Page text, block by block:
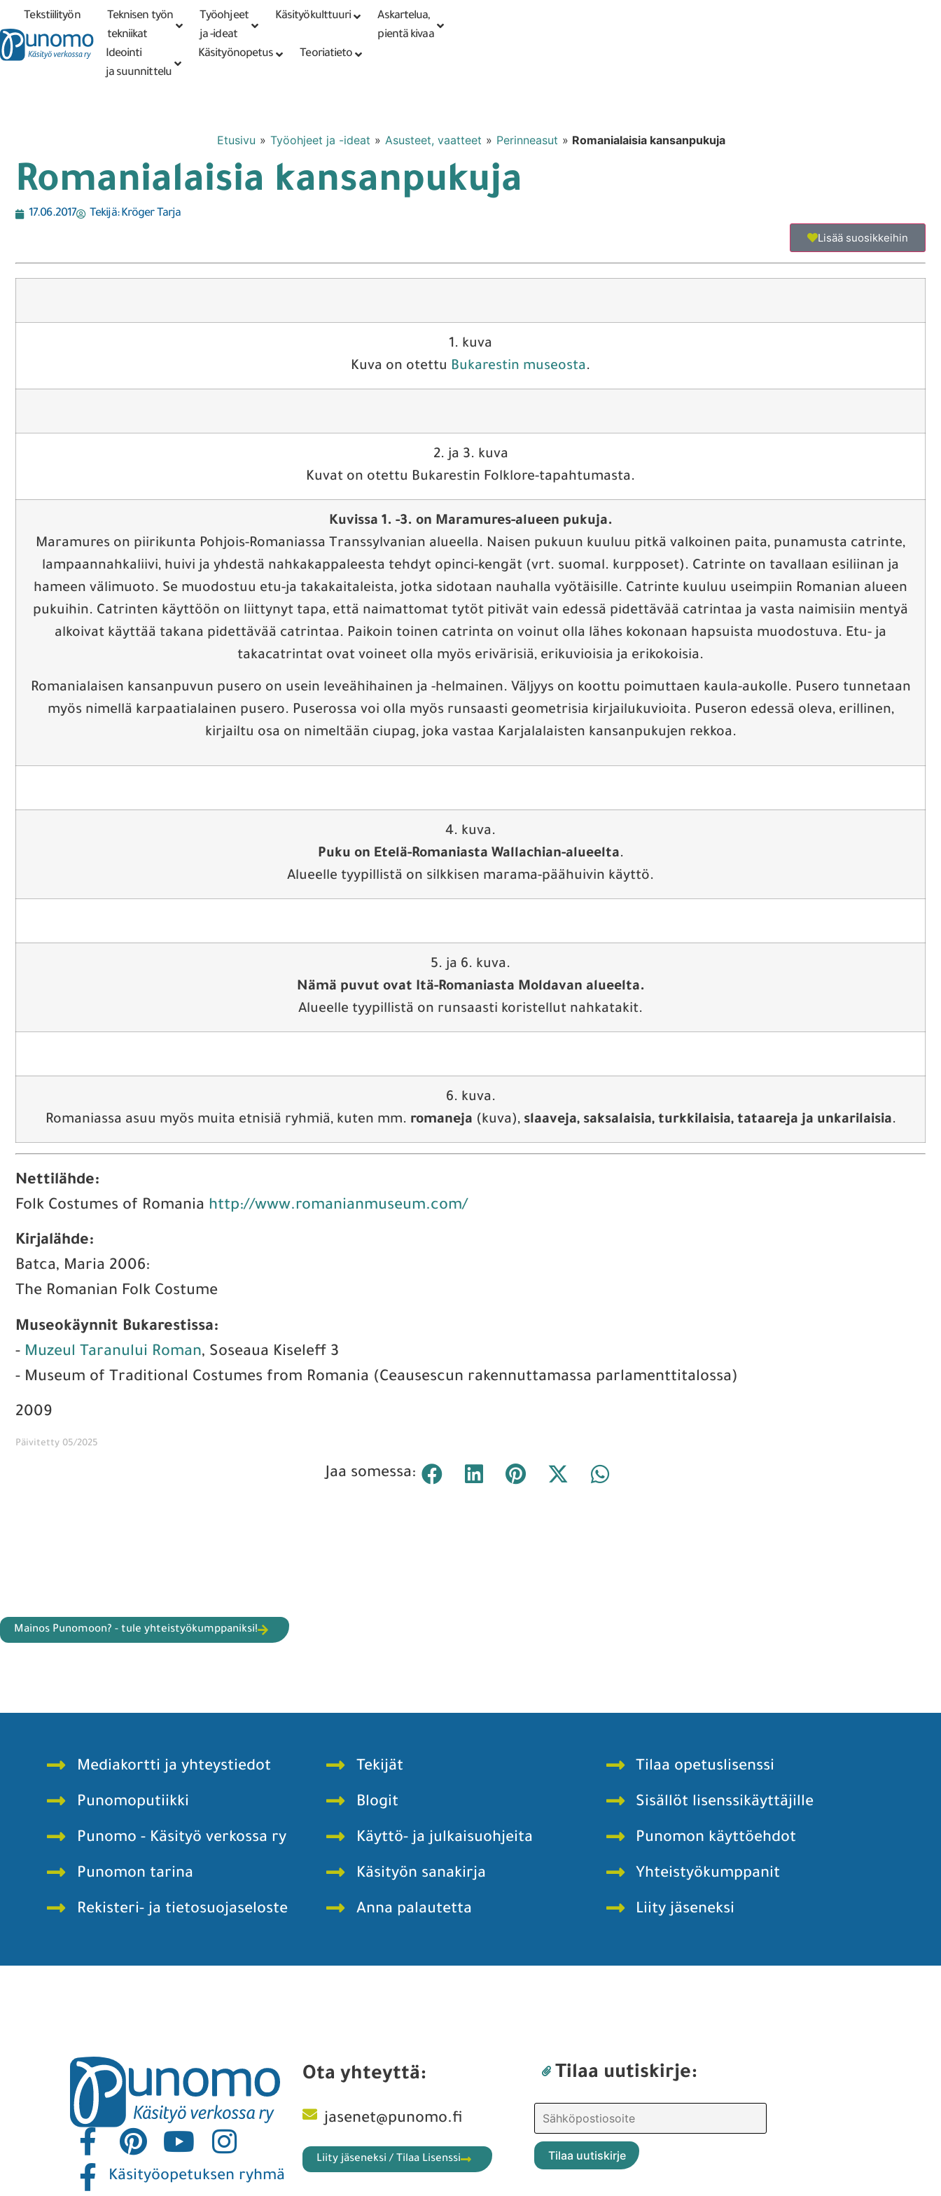
Tarkennettu PunomoputiikkiKirjaudu tai
rekisteröidy
Tekstiilityön
tekniikat
Teknisen työn
tekniikat
Työohjeet
ja -ideat
Käsityökulttuuri
Askartelua,
pientä kivaa
Ideointi
ja suunnittelu
Käsityönopetus Teoriatieto
Etusivu » Työohjeet ja -ideat » Asusteet, vaatteet » Perinneasut » Romanialaisia kansanpukuja
Romanialaisia kansanpukuja
17.06.2017 Tekijä:Kröger Tarja
Lisää suosikkeihin
1. kuva
Kuva on otettu Bukarestin museosta.
2. ja 3. kuva
Kuvat on otettu Bukarestin Folklore-tapahtumasta.
Kuvissa 1. -3. on Maramures-alueen pukuja.
Maramures on piirikunta Pohjois-Romaniassa Transsylvanian alueella. Naisen pukuun kuuluu pitkä valkoinen paita, punamusta catrinte,
lampaannahkaliivi, huivi ja yhdestä nahkakappaleesta tehdyt opinci-kengät (vrt. suomal. kurpposet). Catrinte on tavallaan esiliinan ja
hameen välimuoto. Se muodostuu etu-ja takakaitaleista, jotka sidotaan nauhalla vyötäisille. Catrinte kuuluu useimpiin Romanian alueen
pukuihin. Catrinten käyttöön on liittynyt tapa, että naimattomat tytöt pitivät vain edessä pidettävää catrintaa ja vasta naimisiin mentyä
alkoivat käyttää takana pidettävää catrintaa. Paikoin toinen catrinta on voinut olla lähes kokonaan hapsuista muodostuva. Etu- ja
takacatrintat ovat voineet olla myös erivärisiä, erikuvioisia ja erikokoisia.
Romanialaisen kansanpuvun pusero on usein leveähihainen ja -helmainen. Väljyys on koottu poimuttaen kaula-aukolle. Pusero tunnetaan
myös nimellä karpaatialainen pusero. Puserossa voi olla myös runsaasti geometrisia kirjailukuvioita. Puseron edessä oleva, erillinen,
kirjailtu osa on nimeltään ciupag, joka vastaa Karjalalaisten kansanpukujen rekkoa.
4. kuva.
Puku on Etelä-Romaniasta Wallachian-alueelta.
Alueelle tyypillistä on silkkisen marama-päähuivin käyttö.
5. ja 6. kuva.
Nämä puvut ovat Itä-Romaniasta Moldavan alueelta.
Alueelle tyypillistä on runsaasti koristellut nahkatakit.
6. kuva.
Romaniassa asuu myös muita etnisiä ryhmiä, kuten mm. romaneja (kuva), slaaveja, saksalaisia, turkkilaisia, tataareja ja unkarilaisia.
Nettilähde:
Folk Costumes of Romania http://www.romanianmuseum.com/
Kirjalähde:
Batca, Maria 2006:
The Romanian Folk Costume
Museokäynnit Bukarestissa:
- Muzeul Taranului Roman, Soseaua Kiseleff 3
- Museum of Traditional Costumes from Romania (Ceausescun rakennuttamassa parlamenttitalossa)
2009
Päivitetty 05/2025
Jaa somessa:
Mainos Punomoon? - tule yhteistyökumppaniksi!
Mediakortti ja yhteystiedot
Punomoputiikki
Punomo - Käsityö verkossa ry
Punomon tarina
Rekisteri- ja tietosuojaseloste
Tekijät
Blogit
Käyttö- ja julkaisuohjeita
Käsityön sanakirja
Anna palautetta
Tilaa opetuslisenssi
Sisällöt lisenssikäyttäjille
Punomon käyttöehdot
Yhteistyökumppanit
Liity jäseneksi
Käsityöopetuksen ryhmä
Ota yhteyttä:
jasenet@punomo.fi
Liity jäseneksi / Tilaa Lisenssi
Tilaa uutiskirje: